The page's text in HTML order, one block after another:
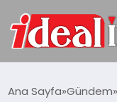
Ana Sayfa Gündem